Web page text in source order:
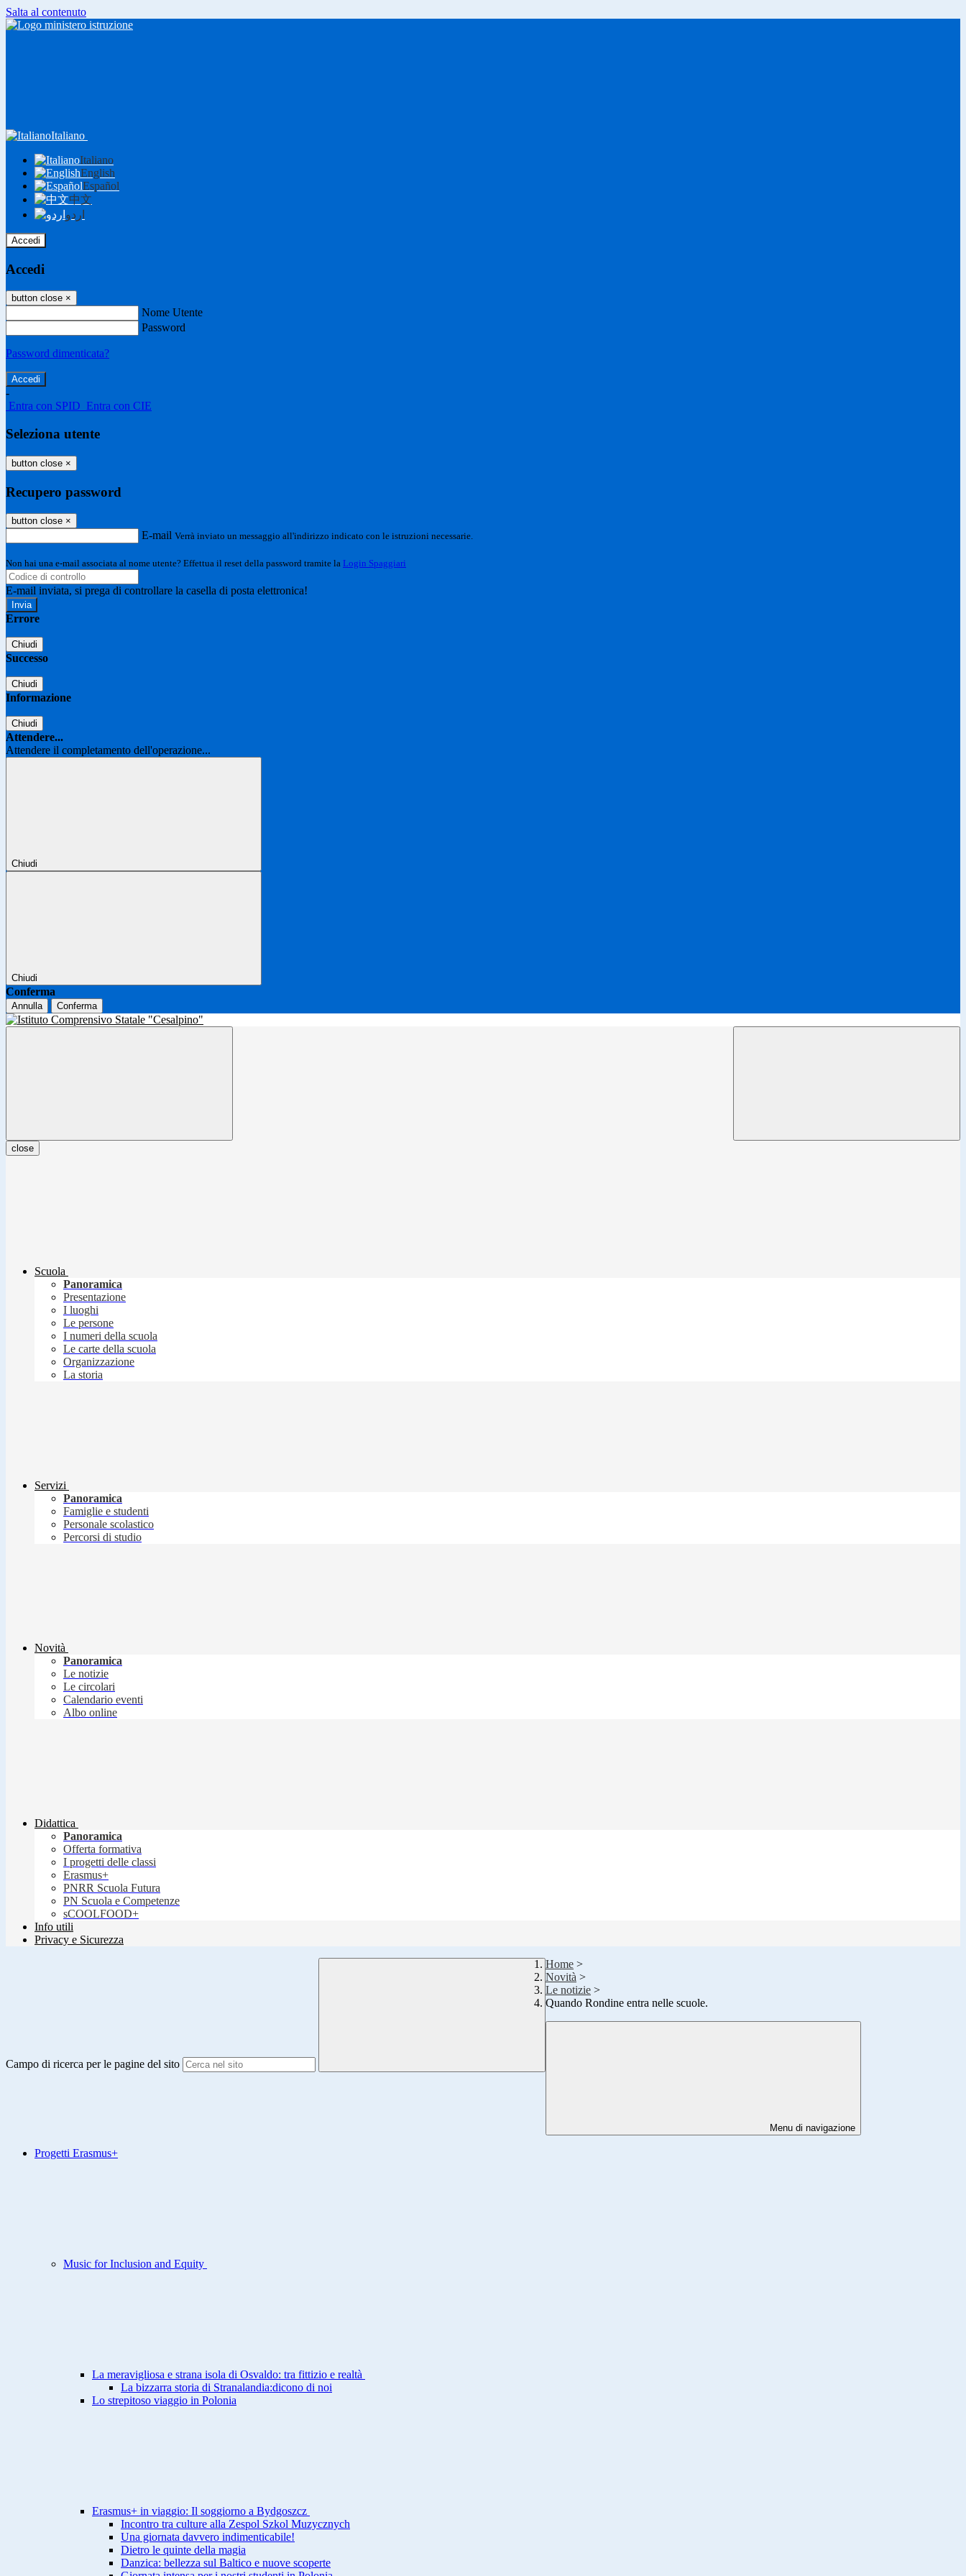
Salta al contenuto
Italiano
Italiano
English
Español
中文
اردو
Accedi
Accedi
button close ×
Nome Utente
Password
Password dimenticata?
-
Entra con SPID Entra con CIE
Seleziona utente
button close ×
Recupero password
button close ×
E-mail Verrà inviato un messaggio all'indirizzo indicato con le istruzioni necessarie.
Non hai una e-mail associata al nome utente? Effettua il reset della password tramite la Login Spaggiari
E-mail inviata, si prega di controllare la casella di posta elettronica!
Errore
Chiudi
Successo
Chiudi
Informazione
Chiudi
Attendere...
Attendere il completamento dell'operazione...
Chiudi
Chiudi
Conferma
Annulla Conferma
close
Scuola
Panoramica
Presentazione
I luoghi
Le persone
I numeri della scuola
Le carte della scuola
Organizzazione
La storia
Servizi
Panoramica
Famiglie e studenti
Personale scolastico
Percorsi di studio
Novità
Panoramica
Le notizie
Le circolari
Calendario eventi
Albo online
Didattica
Panoramica
Offerta formativa
I progetti delle classi
Erasmus+
PNRR Scuola Futura
PN Scuola e Competenze
sCOOLFOOD+
Info utili
Privacy e Sicurezza
Campo di ricerca per le pagine del sito
Home >
Novità >
Le notizie >
Quando Rondine entra nelle scuole.
Menu di navigazione
Progetti Erasmus+
Music for Inclusion and Equity
La meravigliosa e strana isola di Osvaldo: tra fittizio e realtà
La bizzarra storia di Stranalandia:dicono di noi
Lo strepitoso viaggio in Polonia
Erasmus+ in viaggio: Il soggiorno a Bydgoszcz
Incontro tra culture alla Zespol Szkol Muzycznych
Una giornata davvero indimenticabile!
Dietro le quinte della magia
Danzica: bellezza sul Baltico e nuove scoperte